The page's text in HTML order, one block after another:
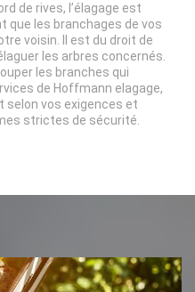
de rives, l’élagage est
que les branchages de vos
voisin. Il est du droit de
les arbres concernés.
les branches qui
de Hoffmann elagage,
selon vos exigences et
strictes de sécurité.